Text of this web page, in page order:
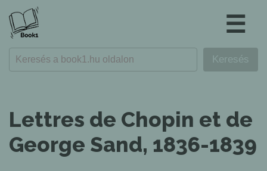
☰
Lettres de Chopin et de
George Sand, 1836-1839